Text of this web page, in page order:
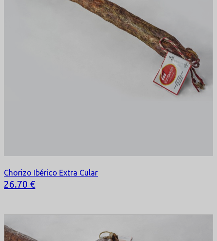
Selecciona tu opción
Chorizo Ibérico Extra Cular
26.70 €